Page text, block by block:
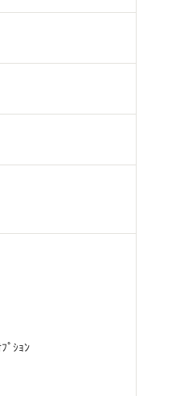
ﾟｼｮﾝ